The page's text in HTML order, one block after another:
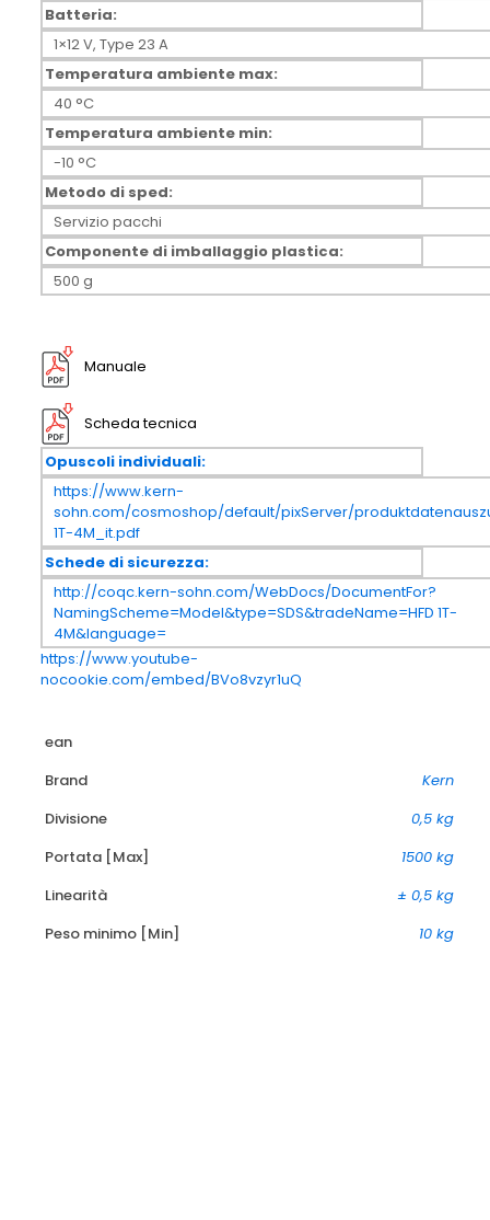
Batteria:
1×12 V, Type 23 A
Temperatura ambiente max:
40 °C
Temperatura ambiente min:
-10 °C
Metodo di sped:
Servizio pacchi
Componente di imballaggio plastica:
500 g
Manuale
Scheda tecnica
Opuscoli individuali:
https://www.kern-
sohn.com/cosmoshop/default/pixServer/
1T-4M_it.pdf
Schede di sicurezza:
http://coqc.kern-sohn.com/WebDocs/DocumentFor?
NamingScheme=Model&type=SDS&tradeName=HFD 1T-
4M&language=
https://www.youtube-
nocookie.com/embed/BVo8vzyr1uQ
ean
Brand
Kern
Divisione
0,5 kg
Portata [Max]
1500 kg
Linearità
± 0,5 kg
Peso minimo [Min]
10 kg